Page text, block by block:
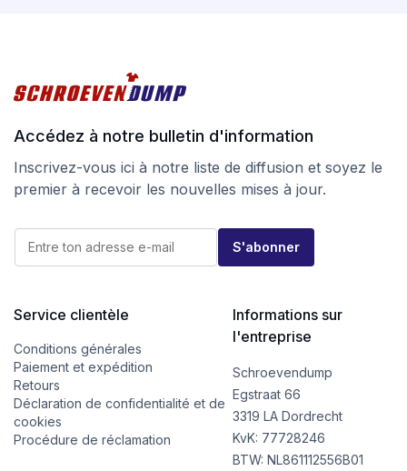
Accédez à notre bulletin d'information
Inscrivez-vous ici à notre liste de diffusion et soyez le
premier à recevoir les nouvelles mises à jour.
-
i
E
m
l
S'abonner
Service clientèle
Conditions générales
Paiement et expédition
Retours
Déclaration de confidentialité et de
cookies
Procédure de réclamation
Informations sur
l'entreprise
Schroevendump
Egstraat 66
3319 LA Dordrecht
KvK: 77728246
BTW: NL861112556B01